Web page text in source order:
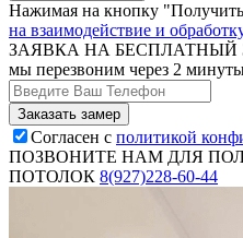
Нажимая на кнопку
на взаимодействие и
ЗАЯВКА НА БЕСПЛАТНЫЙ
мы перезвоним через 2
Согласен с политикой
ПОЗВОНИТЕ НАМ ДЛЯ
ПОТОЛОК 8(927)228-60-44